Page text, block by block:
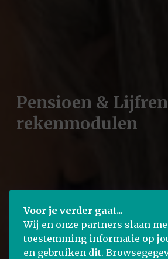
Pensioen &
rekenmodulen
Voor je verder gaat...
Wij en onze partners slaan
toestemming informatie op
en gebruiken dit.